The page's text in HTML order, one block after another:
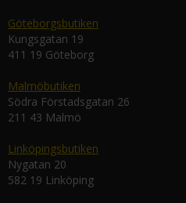
Göteborgsbutiken
Kungsgatan 19
411 19 Göteborg
Malmöbutiken
Södra Förstadsgatan 26
211 43 Malmö
Linköpingsbutiken
Nygatan 20
582 19 Linköping